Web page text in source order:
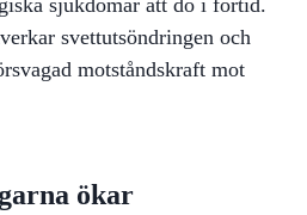
svettutsöndringen och
motståndskraft mot
ökar